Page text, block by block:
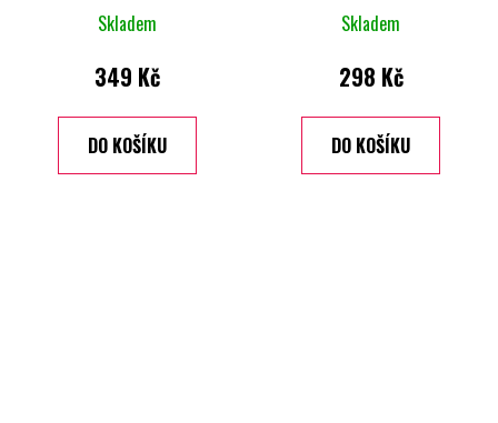
Skladem
349 Kč
DO KOŠÍKU
Skladem
298 Kč
DO KOŠÍKU